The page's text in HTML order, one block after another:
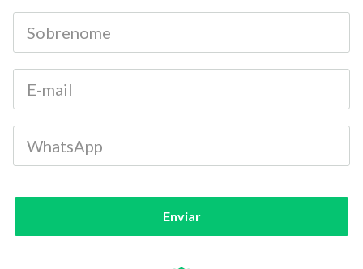
Enviar